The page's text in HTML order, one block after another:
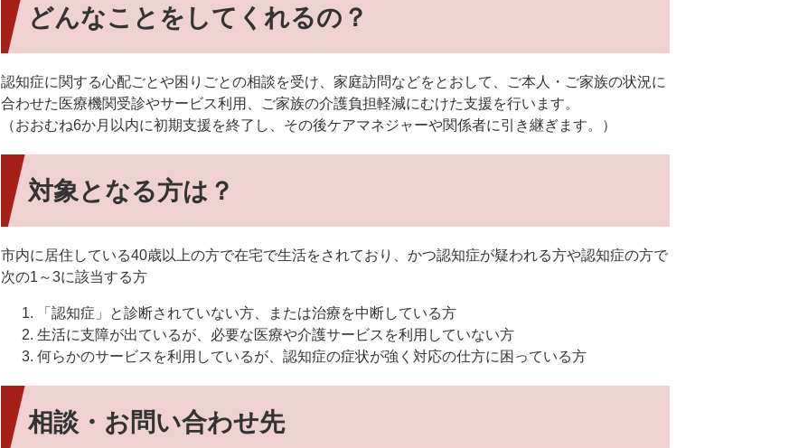
どんなことをしてくれるの？
認知症に関する心配ごとや困りごとの相談を受け、家庭訪問などをとおして、ご本人・ご家族の状況に
合わせた医療機関受診やサービス利用、ご家族の介護負担軽減にむけた支援を行います。
（おおむね6か月以内に初期支援を終了し、その後ケアマネジャーや関係者に引き継ぎます。）
対象となる方は？
市内に居住している40歳以上の方で在宅で生活をされており、かつ認知症が疑われる方や認知症の方で
次の1～3に該当する方
「認知症」と診断されていない方、または治療を中断している方
生活に支障が出ているが、必要な医療や介護サービスを利用していない方
何らかのサービスを利用しているが、認知症の症状が強く対応の仕方に困っている方
相談・お問い合わせ先